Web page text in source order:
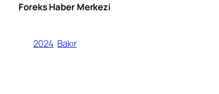
Foreks Haber Merkezi
2024 Bakır